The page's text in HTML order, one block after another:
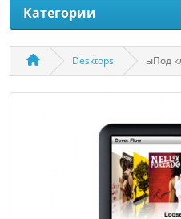
Категории
Desktops ыПод